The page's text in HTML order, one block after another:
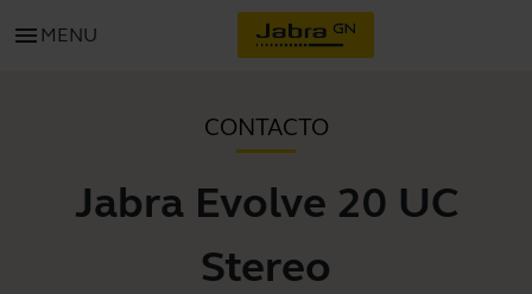
menu MENU
CONTACTO
Jabra Evolve 20 UC
Stereo